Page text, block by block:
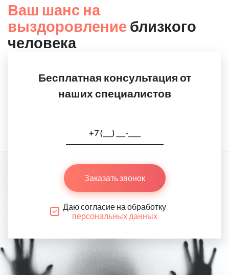
Ваш шанс на
выздоровление близкого
человека
Бесплатная консультация от
наших специалистов
Заказать звонок
Даю согласие на обработку
персональных данных